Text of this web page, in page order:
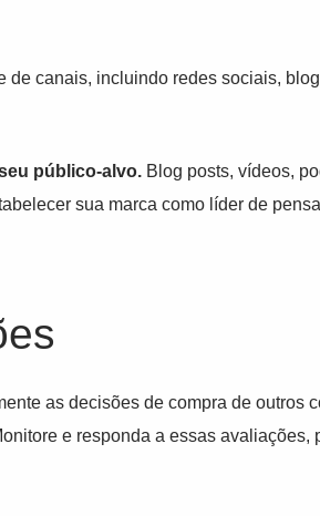
canais, incluindo redes sociais,
público-alvo. Blog posts, vídeos,
sua marca como líder de
as decisões de compra de outros
e responda a essas avaliações,